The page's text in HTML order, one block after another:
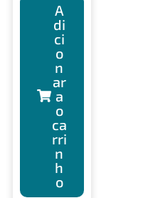
A
di
ci
o
n
ar
a
o
ca
rri
n
h
o